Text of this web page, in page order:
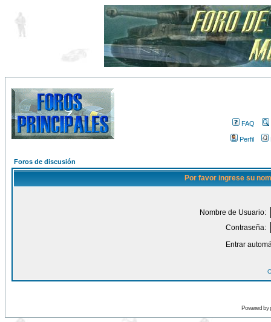
FAQ
Perfil
Foros de discusión
Por favor ingrese su
Nombre de Usuario:
Contraseña:
Entrar
Powered by